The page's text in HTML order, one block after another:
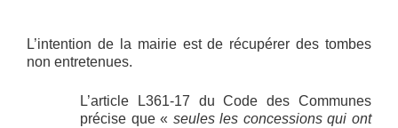
L’intention de la mairie est de récupérer des tombes
non entretenues.
L’article L361-17 du Code des Communes
précise que « seules les concessions qui ont